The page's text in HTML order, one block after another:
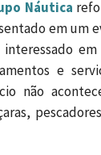
Náutica
em um
e
não